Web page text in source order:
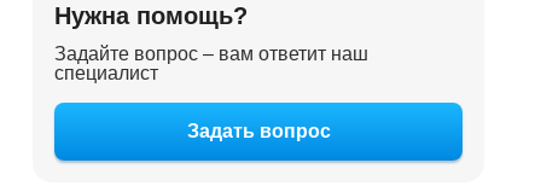
Нужна помощь?
Задайте вопрос – вам ответит наш
специалист
Задать вопрос